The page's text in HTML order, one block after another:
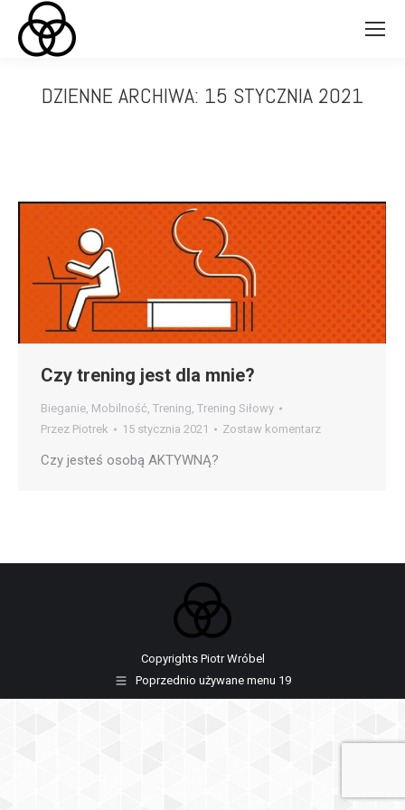
DZIENNE ARCHIWA: 15 STYCZNIA 2021
Czy trening jest dla mnie?
Bieganie, Mobilność, Trening, Trening Siłowy
Przez Piotrek 15 stycznia 2021 Zostaw komentarz
Czy jesteś osobą AKTYWNĄ?
Copyrights Piotr Wróbel
Poprzednio używane menu 19